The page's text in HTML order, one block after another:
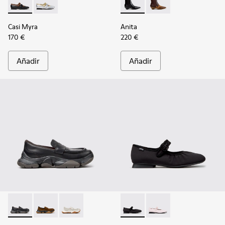
Casi Myra - K201952-001 - Bailarinas negras de piel para
Casi Myra - K201952-002
Casi Myra
170 €
Añadir
Anita - K400840-001 -
Anita - K400840-
Anita
220 €
Añadir
Karst 2 - K201992-001 - Mocasines de piel negros para
Karst 2 - K201992-004 - Mocasines de ante
Karst 2 - K201992-003 - Mocasines de piel
Casi Myra - K201993-003 -
Casi Myra - K201993-